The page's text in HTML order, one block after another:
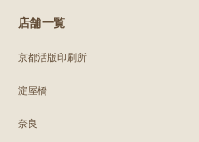
店舗一覧
京都活版印刷所
淀屋橋
奈良